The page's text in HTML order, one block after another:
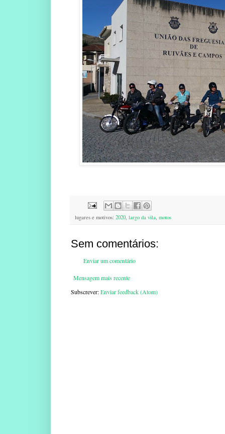
lugares e motivos: 2020, largo da vila, motos
Sem comentários:
Enviar um comentário
Mensagem mais recente
Subscrever:Enviar feedback (Atom)